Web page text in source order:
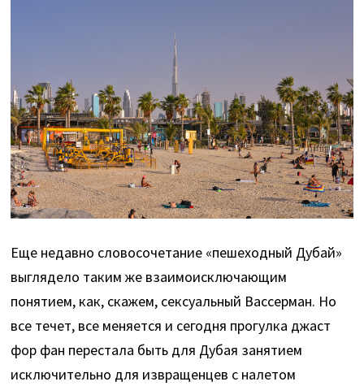
Еще недавно словосочетание «пешеходный Дубай»
выглядело таким же взаимоисключающим
понятием, как, скажем, сексуальный Вассерман. Но
все течет, все меняется и сегодня прогулка джаст
фор фан перестала быть для Дубая занятием
исключительно для извращенцев с налетом